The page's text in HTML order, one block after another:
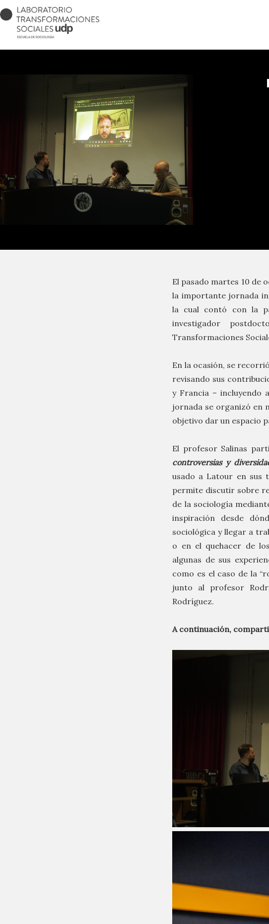
El pasado martes 10 de
la importante jornada
la cual contó con la
investigador
Transformaciones
En la ocasión, se
revisando sus
y Francia – incluyendo
jornada se organizó en
objetivo dar un espacio
El profesor Salinas
controversias y
usado a Latour en sus
permite discutir sobre
de la sociología
inspiración desde
sociológica y llegar a
o en el quehacer de
algunas de sus
como es el caso de la
junto al profesor
Rodríguez.
A continuación,